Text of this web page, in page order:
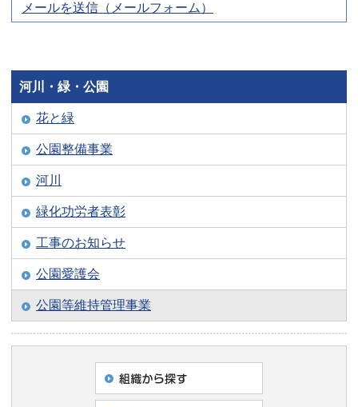
メールを送信（メールフォーム）
河川・緑・公園
花と緑
公園整備事業
河川
緑化功労者表彰
工事のお知らせ
公園愛護会
公園等維持管理事業